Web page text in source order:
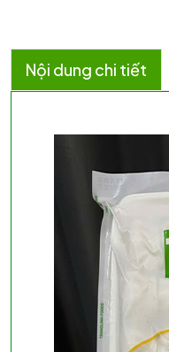
Nội dung chi tiết